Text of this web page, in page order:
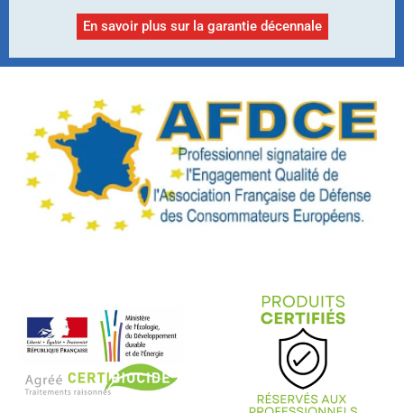
En savoir plus sur la garantie décennale